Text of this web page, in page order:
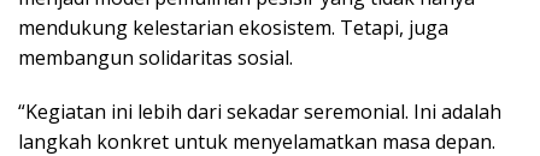
mendukung kelestarian ekosistem. Tetapi, juga
membangun solidaritas sosial.
“Kegiatan ini lebih dari sekadar seremonial. Ini adalah
langkah konkret untuk menyelamatkan masa depan.